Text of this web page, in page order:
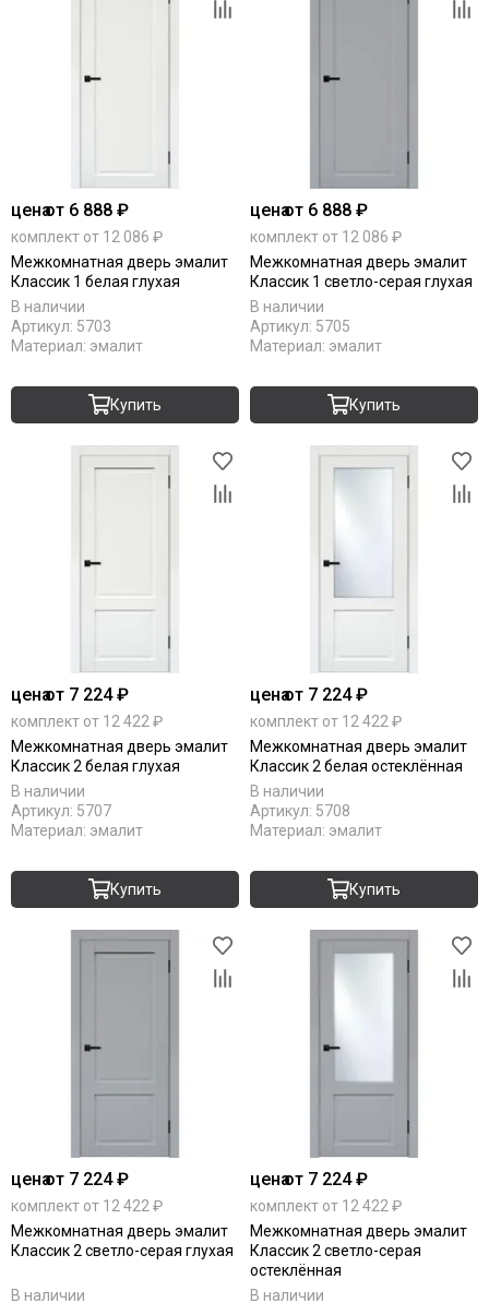
ценаот 6 888 ₽
комплект от 12 086 ₽
Межкомнатная дверь эмалит
Классик 1 белая глухая
В наличии
Артикул: 5703
Материал: эмалит
Купить
ценаот 6 888 ₽
комплект от 12 086 ₽
Межкомнатная дверь эмалит
Классик 1 светло-серая глухая
В наличии
Артикул: 5705
Материал: эмалит
Купить
ценаот 7 224 ₽
комплект от 12 422 ₽
Межкомнатная дверь эмалит
Классик 2 белая глухая
В наличии
Артикул: 5707
Материал: эмалит
Купить
ценаот 7 224 ₽
комплект от 12 422 ₽
Межкомнатная дверь эмалит
Классик 2 белая остеклённая
В наличии
Артикул: 5708
Материал: эмалит
Купить
ценаот 7 224 ₽
комплект от 12 422 ₽
Межкомнатная дверь эмалит
Классик 2 светло-серая глухая
В наличии
ценаот 7 224 ₽
комплект от 12 422 ₽
Межкомнатная дверь эмалит
Классик 2 светло-серая
остеклённая
В наличии